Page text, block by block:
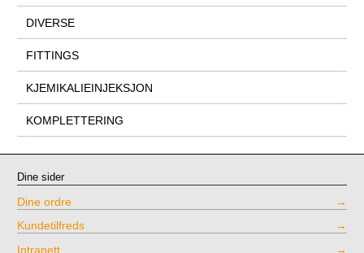
DIVERSE
FITTINGS
KJEMIKALIEINJEKSJON
KOMPLETTERING
Dine sider
Dine ordre
Kundetilfreds
Intranett